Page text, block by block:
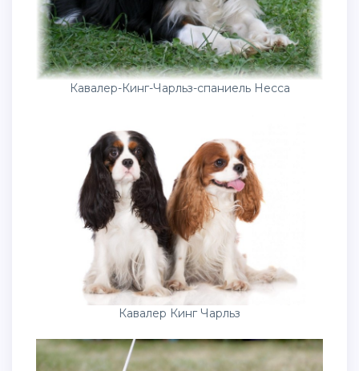
Кавалер-Кинг-Чарльз-спаниель Несса
Кавалер Кинг Чарльз